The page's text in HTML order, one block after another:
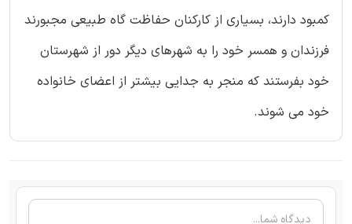
کمبود دارند، بسیاری از کارکنان حفاظت گاه طبیعی مجبورند
فرزندان و همسر خود را به شهرهای دیگر دور از شهرستان
خود بفرستند که منجر به جدایی بیشتر از اعضای خانواده
خود می شوند.